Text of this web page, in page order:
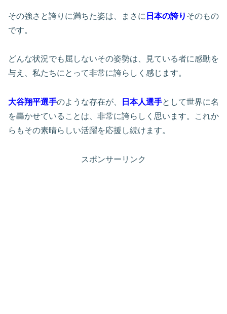
その強さと誇りに満ちた姿は、まさに 日本の誇り そのもの
です。
どんな状況でも屈しないその姿勢は、見ている者に感動を
与え、私たちにとって非常に誇らしく感じます。
大谷翔平選手のような存在が、 日本人選手として世界に名
を轟かせていることは、非常に誇らしく思います。これか
らもその素晴らしい活躍を応援し続けます。
スポンサーリンク